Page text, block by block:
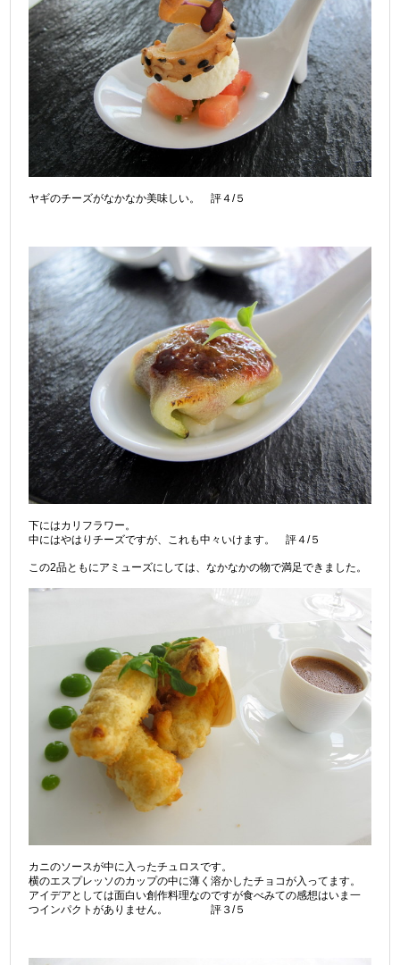
ヤギのチーズがなかなか美味しい。 評４/５
下にはカリフラワー。
中にはやはりチーズですが、これも中々いけます。 評４/５
この2品ともにアミューズにしては、なかなかの物で満足できました。
カニのソースが中に入ったチュロスです。
横のエスプレッソのカップの中に薄く溶かしたチョコが入ってます。
アイデアとしては面白い創作料理なのですが食べみての感想はいま一
つインパクトがありません。 評３/５